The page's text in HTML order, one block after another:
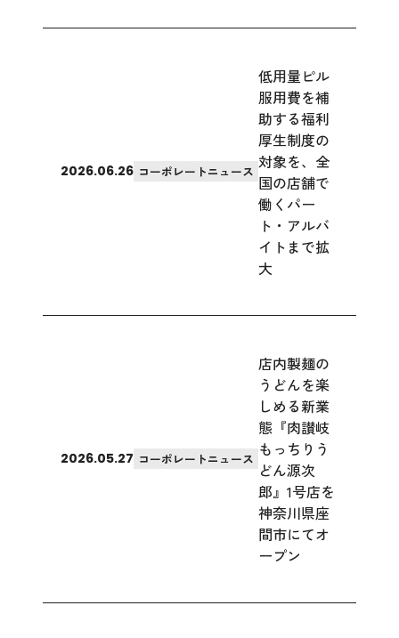
2026.06.26 コーポレートニュース
低用量ピル
服用費を補
助する福利
厚生制度の
対象を、全
国の店舗で
働くパー
ト・アルバ
イトまで拡
大
2026.05.27 コーポレートニュース
店内製麺の
うどんを楽
しめる新業
態『肉讃岐
もっちりう
どん源次
郎』1号店を
神奈川県座
間市にてオ
ープン